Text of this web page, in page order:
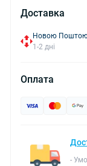
Доставка
Новою Поштою
1-2 дні
Оплата
-